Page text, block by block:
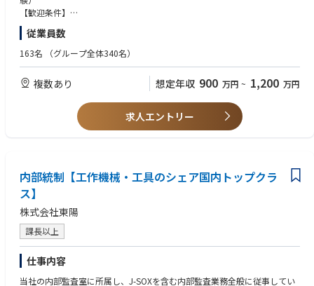
【歓迎条件】
・海外駐在経験者
従業員数
163名 （グループ全体340名）
複数あり 想定年収 900 万円 ~ 1,200 万円
求人エントリー
内部統制【工作機械・工具のシェア国内トップクラ
ス】
株式会社東陽
課長以上
仕事内容
当社の内部監査室に所属し、J-SOXを含む内部監査業務全般に従事してい